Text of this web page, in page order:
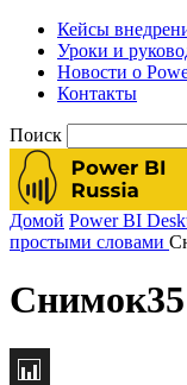
Кейсы
Уроки и
Новости о
Контакты
Поиск
Домой Power BI
простыми словами
Снимок35